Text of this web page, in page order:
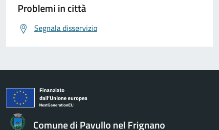
Problemi in città
Segnala disservizio
Comune di Pavullo nel Frignano